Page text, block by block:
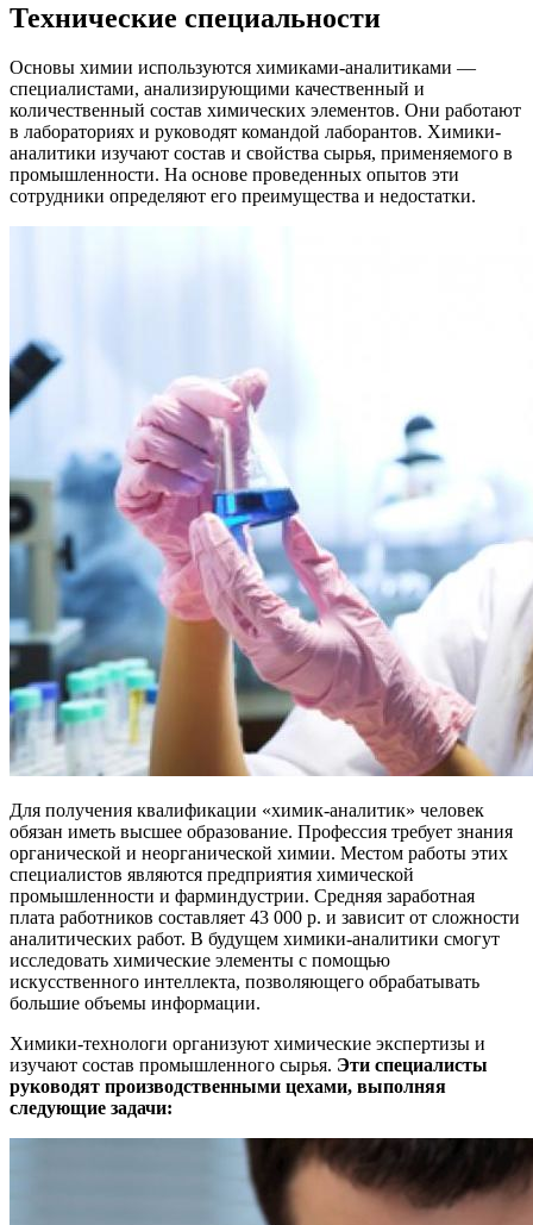
Технические специальности
Основы химии используются химиками-аналитиками —
специалистами, анализирующими качественный и
количественный состав химических элементов. Они работают
в лабораториях и руководят командой лаборантов. Химики-
аналитики изучают состав и свойства сырья, применяемого в
промышленности. На основе проведенных опытов эти
сотрудники определяют его преимущества и недостатки.
Для получения квалификации «химик-аналитик» человек
обязан иметь высшее образование. Профессия требует знания
органической и неорганической химии. Местом работы этих
специалистов являются предприятия химической
промышленности и фарминдустрии. Средняя заработная
плата работников составляет 43 000 р. и зависит от сложности
аналитических работ. В будущем химики-аналитики смогут
исследовать химические элементы с помощью
искусственного интеллекта, позволяющего обрабатывать
большие объемы информации.
Химики-технологи организуют химические экспертизы и
изучают состав промышленного сырья. Эти специалисты
руководят производственными цехами, выполняя
следующие задачи: